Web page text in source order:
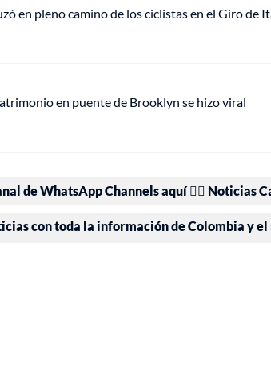
en pleno camino de los ciclistas en el Giro de
en puente de Brooklyn se hizo viral
de WhatsApp Channels aquí 👉🏻 Noticias
con toda la información de Colombia y el